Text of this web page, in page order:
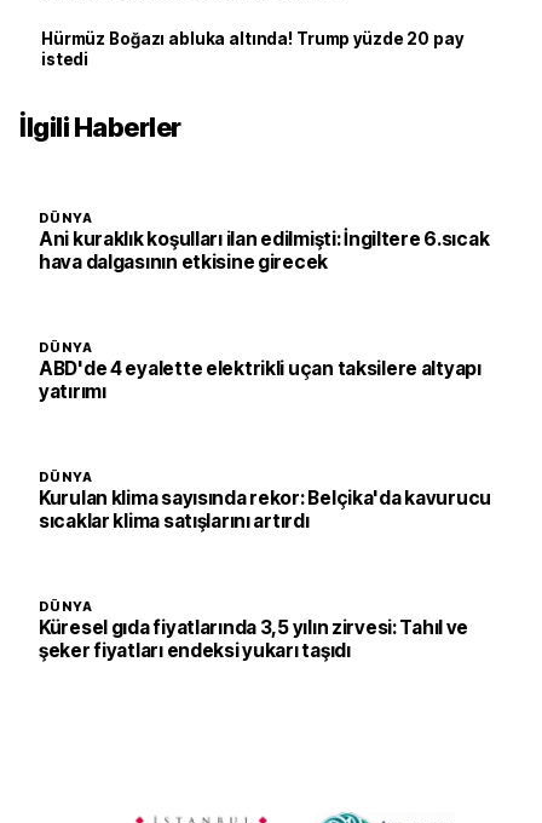
Hürmüz Boğazı abluka altında! Trump yüzde 20 pay
istedi
İlgili Haberler
DÜNYA
Ani kuraklık koşulları ilan edilmişti: İngiltere 6.sıcak
hava dalgasının etkisine girecek
DÜNYA
ABD'de 4 eyalette elektrikli uçan taksilere altyapı
yatırımı
DÜNYA
Kurulan klima sayısında rekor: Belçika'da kavurucu
sıcaklar klima satışlarını artırdı
DÜNYA
Küresel gıda fiyatlarında 3,5 yılın zirvesi: Tahıl ve
şeker fiyatları endeksi yukarı taşıdı